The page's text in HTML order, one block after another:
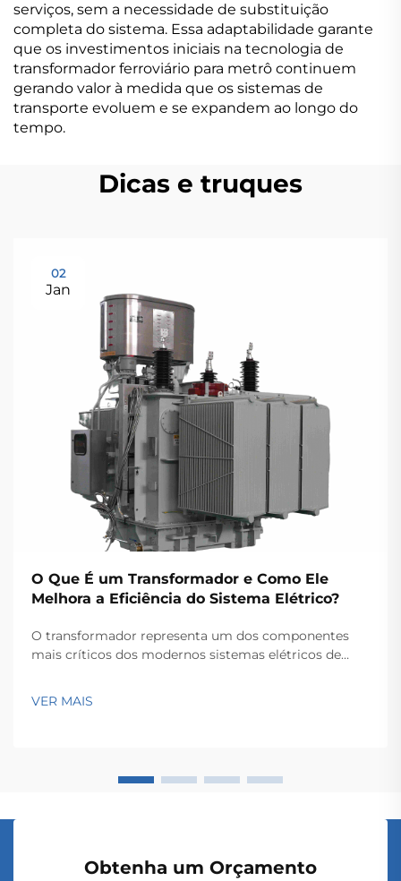
serviços, sem a necessidade de substituição
completa do sistema. Essa adaptabilidade garante
que os investimentos iniciais na tecnologia de
transformador ferroviário para metrô continuem
gerando valor à medida que os sistemas de
transporte evoluem e se expandem ao longo do
tempo.
Dicas e truques
02
Jan
O Que É um Transformador e Como Ele
Melhora a Eficiência do Sistema Elétrico?
O transformador representa um dos componentes
mais críticos dos modernos sistemas elétricos de
longo de extensas redes. Esses dispositivos
VER MAIS
Obtenha um Orçamento